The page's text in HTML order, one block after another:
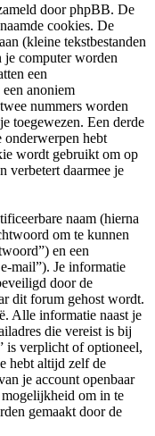
door phpBB. De
cookies. De
(kleine tekstbestanden
je computer worden
een
anoniem
nummers worden
toegewezen. Een derde
onderwerpen hebt
wordt gebruikt om op
verbetert daarmee je
naam (hierna
om te kunnen
en een
mail”). Je informatie
door de
dit forum gehost wordt.
Alle informatie naast je
die vereist is bij
is verplicht of optioneel,
hebt altijd zelf de
je account openbaar
om in te
gemaakt door de